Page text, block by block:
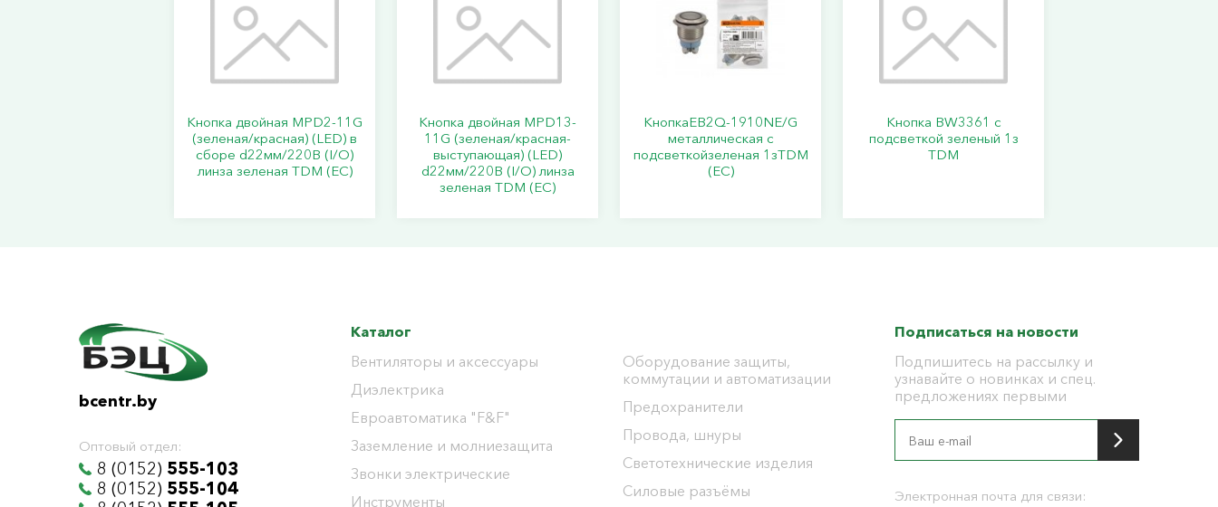
Кнопка двойная MPD2-11G
(зеленая/красная) (LED) в
сборе d22мм/220В (I/O)
линза зеленая TDM (ЕС)
Кнопка двойная MPD13-
11G (зеленая/красная-
выступающая) (LED)
d22мм/220В (I/O) линза
зеленая TDM (ЕС)
КнопкаEB2Q-1910NE/G
металлическая с
подсветкойзеленая 1зTDM
(ЕС)
Кнопка BW3361 с
подсветкой зеленый 1з
TDM
bcentr.by
Оптовый отдел:
8 (0152) 555-103
8 (0152) 555-104
Каталог
Вентиляторы и аксессуары
Диэлектрика
Евроавтоматика "F&F"
Заземление и молниезащита
Звонки электрические
Инструменты
Оборудование защиты,
коммутации и автоматизации
Предохранители
Провода, шнуры
Светотехнические изделия
Силовые разъёмы
Подписаться на новости
Подпишитесь на рассылку и
узнавайте о новинках и спец.
предложениях первыми
Электронная почта для связи: